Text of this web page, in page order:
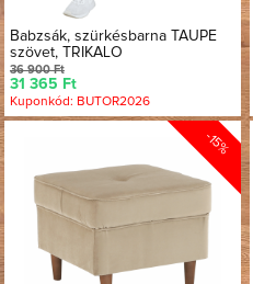
Babzsák, szürkésbarna TAUPE
szövet, TRIKALO
36 900 Ft
31 365 Ft
Kuponkód: BUTOR2026
-15%